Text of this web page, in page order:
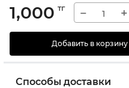
1,000 тг − +
Добавить в корзину
Способы доставки